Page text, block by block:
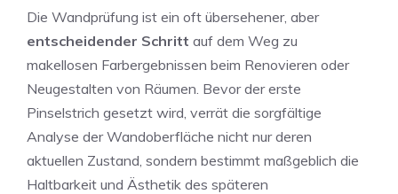
Die Wandprüfung ist ein oft übersehener, aber
entscheidender Schritt auf dem Weg zu
makellosen Farbergebnissen beim Renovieren oder
Neugestalten von Räumen. Bevor der erste
Pinselstrich gesetzt wird, verrät die sorgfältige
Analyse der Wandoberfläche nicht nur deren
aktuellen Zustand, sondern bestimmt maßgeblich die
Haltbarkeit und Ästhetik des späteren